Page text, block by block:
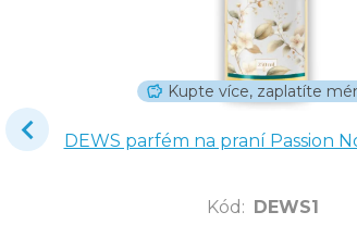
Kupte více, zaplatíte
DEWS parfém na praní Passion
Kód : DEWS1